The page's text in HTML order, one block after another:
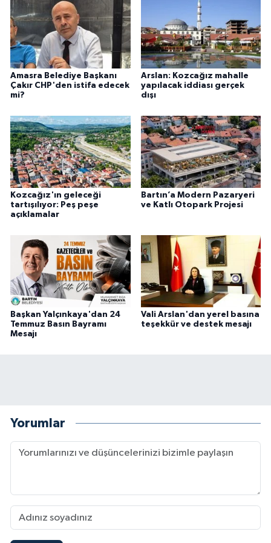
Amasra Belediye Başkanı
Çakır CHP'den istifa edecek
mi?
Arslan: Kozcağız mahalle
yapılacak iddiası gerçek
dışı
Kozcağız'ın geleceği
tartışılıyor: Peş peşe
açıklamalar
Bartın’a Modern Pazaryeri
ve Katlı Otopark Projesi
Başkan Yalçınkaya'dan 24
Temmuz Basın Bayramı
Mesajı
Vali Arslan'dan yerel basına
teşekkür ve destek mesajı
Yorumlar